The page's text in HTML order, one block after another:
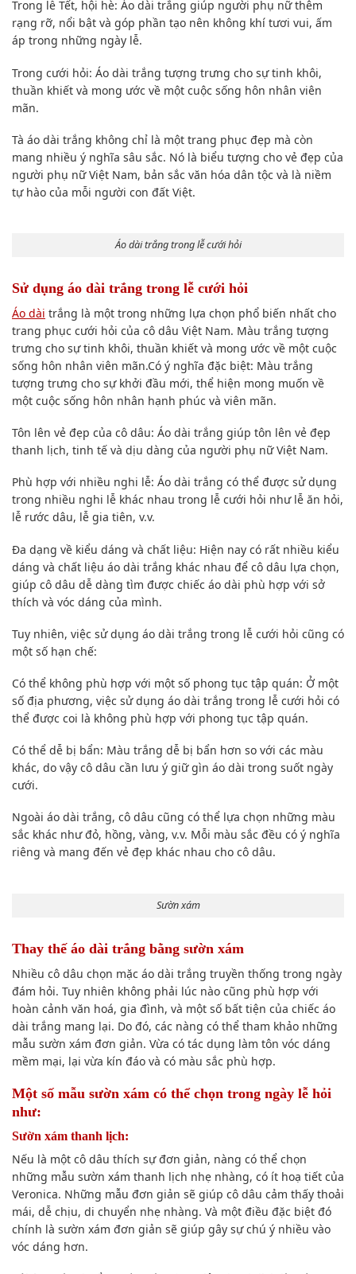
Trong lễ Tết, hội hè: Áo dài trắng giúp người phụ nữ thêm
rạng rỡ, nổi bật và góp phần tạo nên không khí tươi vui, ấm
áp trong những ngày lễ.
Trong cưới hỏi: Áo dài trắng tượng trưng cho sự tinh khôi,
thuần khiết và mong ước về một cuộc sống hôn nhân viên
mãn.
Tà áo dài trắng không chỉ là một trang phục đẹp mà còn
mang nhiều ý nghĩa sâu sắc. Nó là biểu tượng cho vẻ đẹp của
người phụ nữ Việt Nam, bản sắc văn hóa dân tộc và là niềm
tự hào của mỗi người con đất Việt.
Áo dài trắng trong lễ cưới hỏi
Sử dụng áo dài trắng trong lễ cưới hỏi
Áo dài trắng là một trong những lựa chọn phổ biến nhất cho
trang phục cưới hỏi của cô dâu Việt Nam. Màu trắng tượng
trưng cho sự tinh khôi, thuần khiết và mong ước về một cuộc
sống hôn nhân viên mãn.Có ý nghĩa đặc biệt: Màu trắng
tượng trưng cho sự khởi đầu mới, thể hiện mong muốn về
một cuộc sống hôn nhân hạnh phúc và viên mãn.
Tôn lên vẻ đẹp của cô dâu: Áo dài trắng giúp tôn lên vẻ đẹp
thanh lịch, tinh tế và dịu dàng của người phụ nữ Việt Nam.
Phù hợp với nhiều nghi lễ: Áo dài trắng có thể được sử dụng
trong nhiều nghi lễ khác nhau trong lễ cưới hỏi như lễ ăn hỏi,
lễ rước dâu, lễ gia tiên, v.v.
Đa dạng về kiểu dáng và chất liệu: Hiện nay có rất nhiều kiểu
dáng và chất liệu áo dài trắng khác nhau để cô dâu lựa chọn,
giúp cô dâu dễ dàng tìm được chiếc áo dài phù hợp với sở
thích và vóc dáng của mình.
Tuy nhiên, việc sử dụng áo dài trắng trong lễ cưới hỏi cũng có
một số hạn chế:
Có thể không phù hợp với một số phong tục tập quán: Ở một
số địa phương, việc sử dụng áo dài trắng trong lễ cưới hỏi có
thể được coi là không phù hợp với phong tục tập quán.
Có thể dễ bị bẩn: Màu trắng dễ bị bẩn hơn so với các màu
khác, do vậy cô dâu cần lưu ý giữ gìn áo dài trong suốt ngày
cưới.
Ngoài áo dài trắng, cô dâu cũng có thể lựa chọn những màu
sắc khác như đỏ, hồng, vàng, v.v. Mỗi màu sắc đều có ý nghĩa
riêng và mang đến vẻ đẹp khác nhau cho cô dâu.
Sườn xám
Thay thế áo dài trắng bằng sườn xám
Nhiều cô dâu chọn mặc áo dài trắng truyền thống trong ngày
đám hỏi. Tuy nhiên không phải lúc nào cũng phù hợp với
hoàn cảnh văn hoá, gia đình, và một số bất tiện của chiếc áo
dài trắng mang lại. Do đó, các nàng có thể tham khảo những
mẫu sườn xám đơn giản. Vừa có tác dụng làm tôn vóc dáng
mềm mại, lại vừa kín đáo và có màu sắc phù hợp.
Một số mẫu sườn xám có thể chọn trong ngày lễ hỏi
như:
Sườn xám thanh lịch:
Nếu là một cô dâu thích sự đơn giản, nàng có thể chọn
những mẫu sườn xám thanh lịch nhẹ nhàng, có ít hoạ tiết của
Veronica. Những mẫu đơn giản sẽ giúp cô dâu cảm thấy thoải
mái, dễ chịu, di chuyển nhẹ nhàng. Và một điều đặc biệt đó
chính là sườn xám đơn giản sẽ giúp gây sự chú ý nhiều vào
vóc dáng hơn.